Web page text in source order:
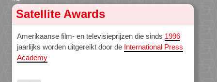
Satellite Awards
Amerikaanse film- en televisieprijzen die sinds 1996
jaarlijks worden uitgereikt door de International Press
Academy